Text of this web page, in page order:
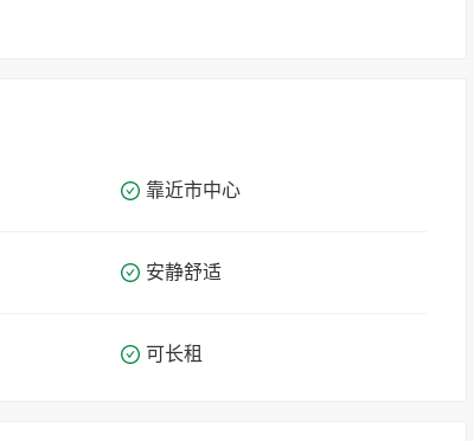
靠近市中心
安静舒适
可长租